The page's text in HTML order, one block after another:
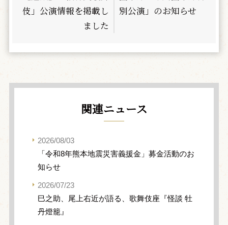
伎」公演情報を掲載し
ました
別公演」のお知らせ
関連ニュース
2026/08/03
「令和8年熊本地震災害義援金」募金活動のお
知らせ
2026/07/23
巳之助、尾上右近が語る、歌舞伎座『怪談 牡
丹燈籠』